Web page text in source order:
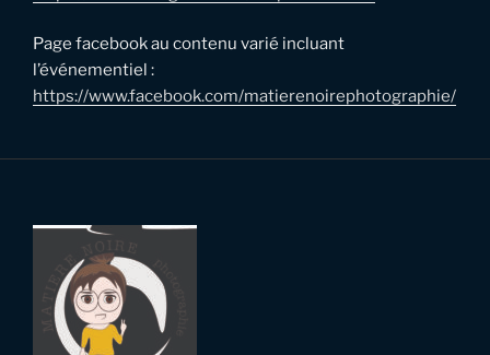
Page facebook au contenu varié incluant
l’événementiel :
https://www.facebook.com/matierenoirephotographie/